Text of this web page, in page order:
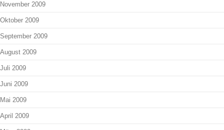
November 2009
Oktober 2009
September 2009
August 2009
Juli 2009
Juni 2009
Mai 2009
April 2009